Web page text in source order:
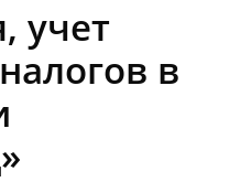
по работе с
(17) 552-00-99
(44) 552-00-88
учет
в